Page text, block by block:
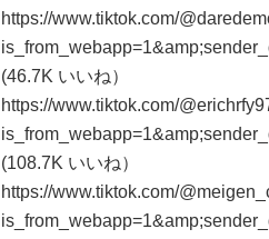
https://www.tiktok.com/
(46.7K いいね）
https://www.tiktok.com/
(108.7K いいね）
https://www.tiktok.com/